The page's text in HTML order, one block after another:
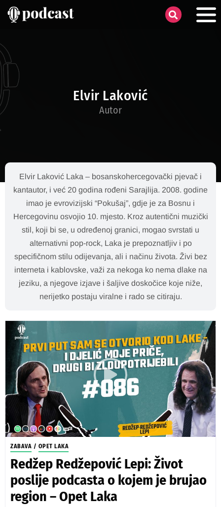
Elvir Laković
Autor
Elvir Laković Laka – bosanskohercegovački pjevač i
kantautor, i već 20 godina rođeni Sarajlija. 2008. godine
imao je evrovizijski “Pokušaj”, gdje je za Bosnu i
Hercegovinu osvojio 10. mjesto. Kroz autentični muzički
stil, koji bi se, u određenoj granici, mogao svrstati u
alternativni pop-rock, Laka je prepoznatljiv i po
specifičnom stilu odijevanja, ali i načinu života. Živi bez
interneta i kablovske, važi za nekoga ko nema dlake na
jeziku, a njegove izjave i šaljive doskočice koje niže,
nerijetko postaju viralne i rado se citiraju.
ZABAVA / OPET LAKA
Redžep Redžepović Lepi: Život
poslije podcasta o kojem je brujao
region – Opet Laka